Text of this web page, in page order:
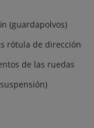
(guardapolvos)
rótula de dirección
de las ruedas